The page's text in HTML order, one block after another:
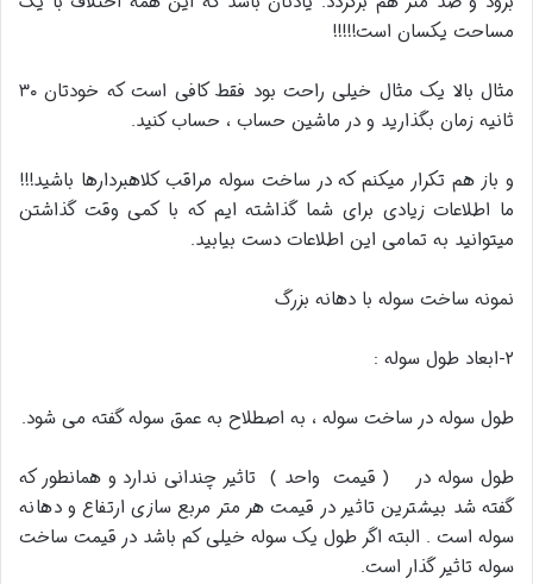
مساحت یکسان است!!!!!
مثال بالا یک مثال خیلی راحت بود فقط کافی است که خودتان ۳۰
ثانیه زمان بگذارید و در ماشین حساب ، حساب کنید.
و باز هم تکرار میکنم که در ساخت سوله مراقب کلاهبردارها باشید!!!
ما اطلاعات زیادی برای شما گذاشته ایم که با کمی وقت گذاشتن
میتوانید به تمامی این اطلاعات دست بیابید.
نمونه ساخت سوله با دهانه بزرگ
۲-ابعاد طول سوله :
طول سوله در ساخت سوله ، به اصطلاح به عمق سوله گفته می شود.
طول سوله در ( قیمت واحد ) تاثیر چندانی ندارد و همانطور که
گفته شد بیشترین تاثیر در قیمت هر متر مربع سازی ارتفاع و دهانه
سوله است . البته اگر طول یک سوله خیلی کم باشد در قیمت ساخت
سوله تاثیر گذار است.